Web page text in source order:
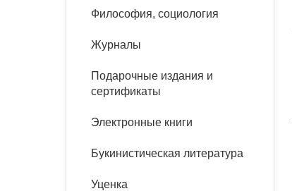
Философия, социология
Журналы
Подарочные издания и
сертификаты
Электронные книги
Букинистическая литература
Уценка